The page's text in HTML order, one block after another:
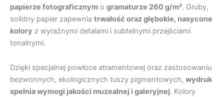
papierze fotograficznym o gramaturze 260 g/m². Gruby,
solidny papier zapewnia trwałość oraz głębokie, nasycone
kolory z wyraźnymi detalami i subtelnymi przejściami
tonalnymi.
Dzięki specjalnej powłoce atramentowej oraz zastosowaniu
bezwonnych, ekologicznych tuszy pigmentowych, wydruk
spełnia wymogi jakości muzealnej i galeryjnej. Kolory